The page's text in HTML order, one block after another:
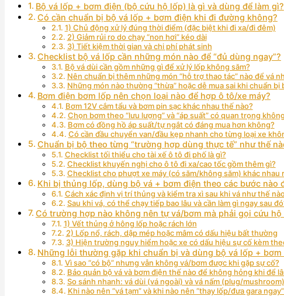
Bộ vá lốp + bơm điện (bộ cứu hộ lốp) là gì và dùng để làm gì?
Có cần chuẩn bị bộ vá lốp + bơm điện khi đi đường không?
1) Chủ động xử lý đúng thời điểm (đặc biệt khi đi xa/đi đêm)
2) Giảm rủi ro do chạy “non hơi” kéo dài
3) Tiết kiệm thời gian và chi phí phát sinh
Checklist bộ vá lốp cần những món nào để “đủ dùng ngay”?
Bộ vá dùi cần gồm những gì để xử lý lốp không săm?
Nên chuẩn bị thêm những món “hỗ trợ thao tác” nào để vá
Những món nào thường “thừa” hoặc dễ mua sai khi chuẩn bị
Bơm điện bơm lốp nên chọn loại nào để hợp ô tô/xe máy?
Bơm 12V cắm tẩu và bơm pin sạc khác nhau thế nào?
Chọn bơm theo “lưu lượng” và “áp suất” có quan trọng
Bơm có đồng hồ áp suất/tự ngắt có đáng mua hơn không?
Có cần đầu chuyển van/đầu kẹp nhanh cho từng loại xe
Chuẩn bị bộ theo từng “trường hợp dùng thực tế” như thế
Checklist tối thiểu cho tài xế ô tô đi phố là gì?
Checklist khuyến nghị cho ô tô đi xa/cao tốc gồm thêm gì?
Checklist cho phượt xe máy (có săm/không săm) khác nhau
Khi bị thủng lốp, dùng bộ vá + bơm điện theo các bước nào
Cách xác định vị trí thủng và kiểm tra xì sau khi vá như thế
Sau khi vá, có thể chạy tiếp bao lâu và cần làm gì ngay sau
Có trường hợp nào không nên tự vá/bơm mà phải gọi cứu hộ
1) Vết thủng ở hông lốp hoặc rách lớn
2) Lốp nổ, rách, dập mép hoặc mâm có dấu hiệu bất thường
3) Hiện trường nguy hiểm hoặc xe có dấu hiệu sự cố kèm
Những lỗi thường gặp khi chuẩn bị và dùng bộ vá lốp +
Vì sao “có bộ” nhưng vẫn không vá/bơm được khi gặp sự cố?
Bảo quản bộ vá và bơm điện thế nào để không hỏng khi để
So sánh nhanh: vá dùi (vá ngoài) và vá nấm (plug/
Khi nào nên “vá tạm” và khi nào nên “thay lốp/đưa gara